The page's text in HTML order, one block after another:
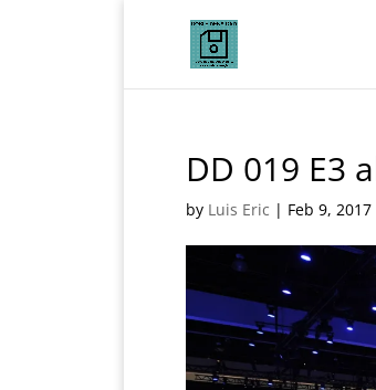
DD 019 E3
by Luis Eric | Feb 9, 2017